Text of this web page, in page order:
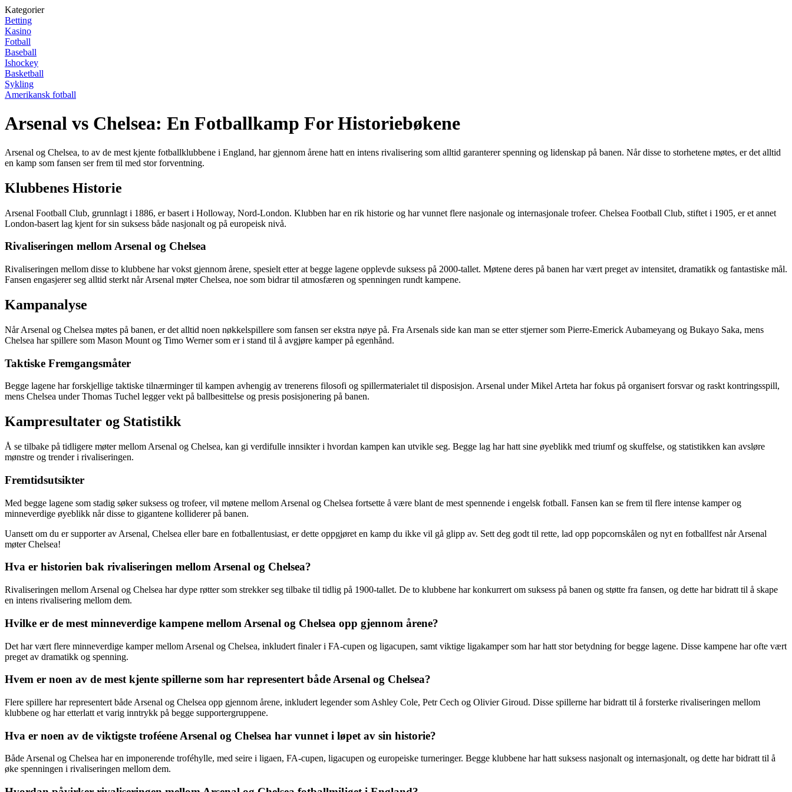
Kategorier
Betting
Kasino
Fotball
Baseball
Ishockey
Basketball
Sykling
Amerikansk fotball
Arsenal vs Chelsea: En Fotballkamp For Historiebøkene
Arsenal og Chelsea, to av de mest kjente fotballklubbene i England, har gjennom årene hatt en intens rivalisering som alltid garanterer spenning og lidenskap på banen. Når disse to storhetene møtes, er det alltid
en kamp som fansen ser frem til med stor forventning.
Klubbenes Historie
Arsenal Football Club, grunnlagt i 1886, er basert i Holloway, Nord-London. Klubben har en rik historie og har vunnet flere nasjonale og internasjonale trofeer. Chelsea Football Club, stiftet i 1905, er et annet
London-basert lag kjent for sin suksess både nasjonalt og på europeisk nivå.
Rivaliseringen mellom Arsenal og Chelsea
Rivaliseringen mellom disse to klubbene har vokst gjennom årene, spesielt etter at begge lagene opplevde suksess på 2000-tallet. Møtene deres på banen har vært preget av intensitet, dramatikk og fantastiske mål.
Fansen engasjerer seg alltid sterkt når Arsenal møter Chelsea, noe som bidrar til atmosfæren og spenningen rundt kampene.
Kampanalyse
Når Arsenal og Chelsea møtes på banen, er det alltid noen nøkkelspillere som fansen ser ekstra nøye på. Fra Arsenals side kan man se etter stjerner som Pierre-Emerick Aubameyang og Bukayo Saka, mens
Chelsea har spillere som Mason Mount og Timo Werner som er i stand til å avgjøre kamper på egenhånd.
Taktiske Fremgangsmåter
Begge lagene har forskjellige taktiske tilnærminger til kampen avhengig av trenerens filosofi og spillermaterialet til disposisjon. Arsenal under Mikel Arteta har fokus på organisert forsvar og raskt kontringsspill,
mens Chelsea under Thomas Tuchel legger vekt på ballbesittelse og presis posisjonering på banen.
Kampresultater og Statistikk
Å se tilbake på tidligere møter mellom Arsenal og Chelsea, kan gi verdifulle innsikter i hvordan kampen kan utvikle seg. Begge lag har hatt sine øyeblikk med triumf og skuffelse, og statistikken kan avsløre
mønstre og trender i rivaliseringen.
Fremtidsutsikter
Med begge lagene som stadig søker suksess og trofeer, vil møtene mellom Arsenal og Chelsea fortsette å være blant de mest spennende i engelsk fotball. Fansen kan se frem til flere intense kamper og
minneverdige øyeblikk når disse to gigantene kolliderer på banen.
Uansett om du er supporter av Arsenal, Chelsea eller bare en fotballentusiast, er dette oppgjøret en kamp du ikke vil gå glipp av. Sett deg godt til rette, lad opp popcornskålen og nyt en fotballfest når Arsenal
møter Chelsea!
Hva er historien bak rivaliseringen mellom Arsenal og Chelsea?
Rivaliseringen mellom Arsenal og Chelsea har dype røtter som strekker seg tilbake til tidlig på 1900-tallet. De to klubbene har konkurrert om suksess på banen og støtte fra fansen, og dette har bidratt til å skape
en intens rivalisering mellom dem.
Hvilke er de mest minneverdige kampene mellom Arsenal og Chelsea opp gjennom årene?
Det har vært flere minneverdige kamper mellom Arsenal og Chelsea, inkludert finaler i FA-cupen og ligacupen, samt viktige ligakamper som har hatt stor betydning for begge lagene. Disse kampene har ofte vært
preget av dramatikk og spenning.
Hvem er noen av de mest kjente spillerne som har representert både Arsenal og Chelsea?
Flere spillere har representert både Arsenal og Chelsea opp gjennom årene, inkludert legender som Ashley Cole, Petr Cech og Olivier Giroud. Disse spillerne har bidratt til å forsterke rivaliseringen mellom
klubbene og har etterlatt et varig inntrykk på begge supportergruppene.
Hva er noen av de viktigste troféene Arsenal og Chelsea har vunnet i løpet av sin historie?
Både Arsenal og Chelsea har en imponerende troféhylle, med seire i ligaen, FA-cupen, ligacupen og europeiske turneringer. Begge klubbene har hatt suksess nasjonalt og internasjonalt, og dette har bidratt til å
øke spenningen i rivaliseringen mellom dem.